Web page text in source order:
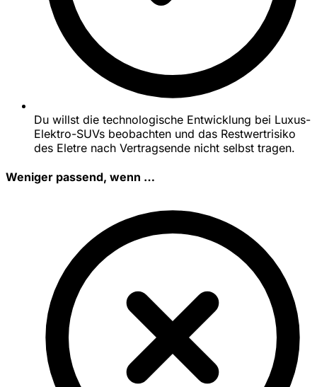
Du willst die technologische Entwicklung bei Luxus-
Elektro-SUVs beobachten und das Restwertrisiko
des Eletre nach Vertragsende nicht selbst tragen.
Weniger passend, wenn …